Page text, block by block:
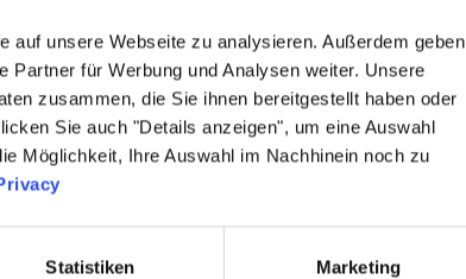
auf unsere Webseite zu analysieren. Außerdem geben
Partner für Werbung und Analysen weiter. Unsere
zusammen, die Sie ihnen bereitgestellt haben oder
Sie auch "Details anzeigen", um eine Auswahl
Möglichkeit, Ihre Auswahl im Nachhinein noch zu
Statistiken Marketing